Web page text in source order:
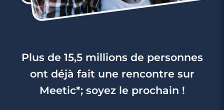
Plus de 15,5 millions de personnes
ont déjà fait une rencontre sur
Meetic*; soyez le prochain !